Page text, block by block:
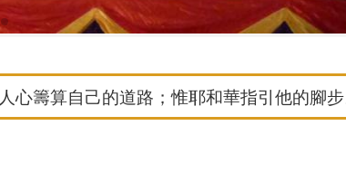
人心籌算自己的道路；惟耶和華指引他的腳